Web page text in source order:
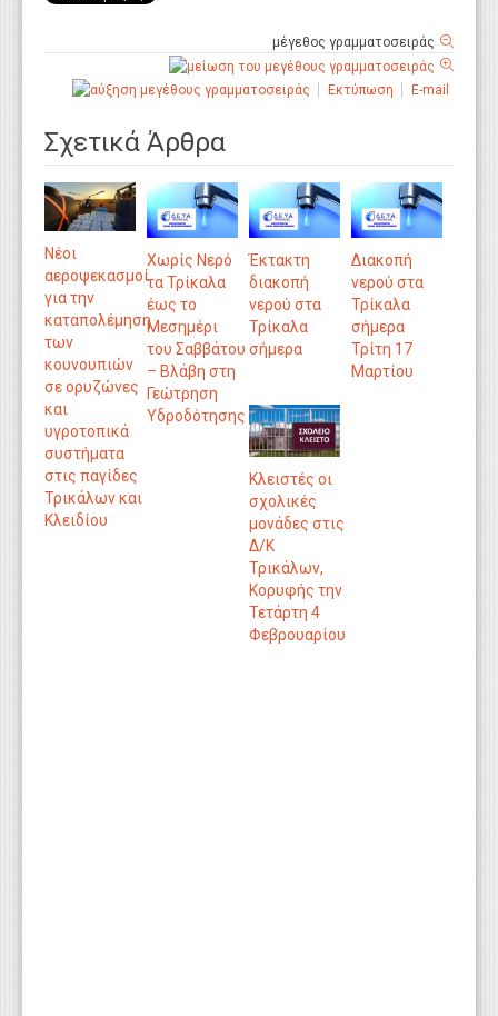
μέγεθος γραμματοσειράς
Εκτύπωση E-mail
Σχετικά Άρθρα
Νέοι
αεροψεκασμοί
για την
καταπολέμηση
των
κουνουπιών
σε ορυζώνες
και
υγροτοπικά
συστήματα
στις παγίδες
Τρικάλων και
Κλειδίου
Χωρίς Νερό
τα Τρίκαλα
έως το
Μεσημέρι
του Σαββάτου
– Βλάβη στη
Γεώτρηση
Υδροδότησης
Έκτακτη
διακοπή
νερού στα
Τρίκαλα
σήμερα
Διακοπή
νερού στα
Τρίκαλα
σήμερα
Τρίτη 17
Μαρτίου
Κλειστές οι
σχολικές
μονάδες στις
Δ/Κ
Τρικάλων,
Κορυφής την
Τετάρτη 4
Φεβρουαρίου